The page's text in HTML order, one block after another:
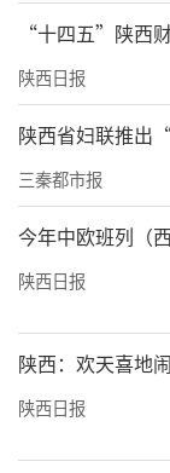
“十四五”陕西
陕西日报
陕西省妇联推
三秦都市报
今年中欧班列（
陕西日报
陕西：欢天喜地
陕西日报